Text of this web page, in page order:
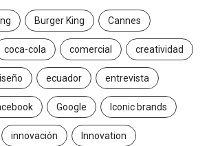
Burger King Cannes
coca-cola comercial creatividad
ecuador entrevista
Google Iconic brands
innovación Innovation